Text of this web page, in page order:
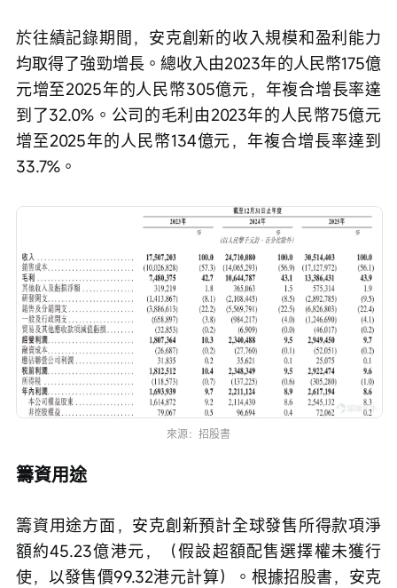
於往績記錄期間，安克創新的收入規模和盈利能力
均取得了強勁增長。總收入由2023年的人民幣175億
元增至2025年的人民幣305億元，年複合增長率達
到了32.0%。公司的毛利由2023年的人民幣75億元
增至2025年的人民幣134億元，年複合增長率達到
33.7%。
來源：招股書
籌資用途
籌資用途方面，安克創新預計全球發售所得款項淨
額約45.23億港元，（假設超額配售選擇權未獲行
使，以發售價99.32港元計算）。根據招股書，安克